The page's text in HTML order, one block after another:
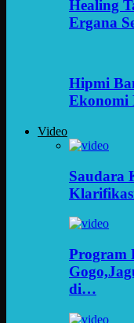
Healing
Ergana
Hipmi
Ekonomi
Video
Saudara
Program
di…